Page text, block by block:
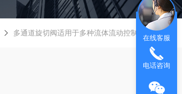
多通道旋切阀适用于多种流体流动控制场合
在线客服
电话咨询